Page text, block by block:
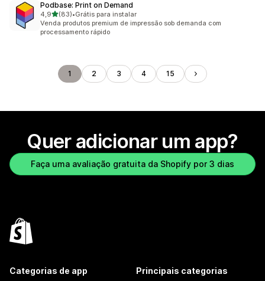
Podbase: Print on Demand
4,9de 5 estrelas
(83)
83 avaliações ao todo
•Grátis para instalar
Venda produtos premium de impressão sob demanda com
processamento rápido
1 2 3 4 15
Quer adicionar um app?
Faça uma avaliação gratuita da Shopify por 3 dias
Categorias de app Principais categorias